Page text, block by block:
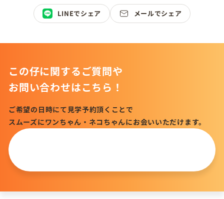
LINEでシェア メールでシェア
この仔に関するご質問や
お問い合わせはこちら！
ご希望の日時にて見学予約頂くことで
スムーズにワンちゃん・ネコちゃんにお会いいただけます。